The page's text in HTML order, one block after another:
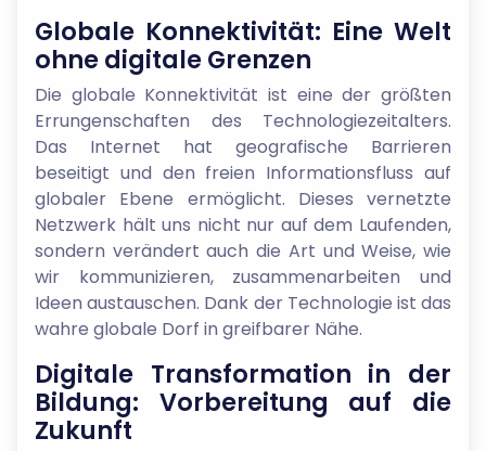
Globale Konnektivität: Eine Welt
ohne digitale Grenzen
Die globale Konnektivität ist eine der größten
Errungenschaften des Technologiezeitalters.
Das Internet hat geografische Barrieren
beseitigt und den freien Informationsfluss auf
globaler Ebene ermöglicht. Dieses vernetzte
Netzwerk hält uns nicht nur auf dem Laufenden,
sondern verändert auch die Art und Weise, wie
wir kommunizieren, zusammenarbeiten und
Ideen austauschen. Dank der Technologie ist das
wahre globale Dorf in greifbarer Nähe.
Digitale Transformation in der
Bildung: Vorbereitung auf die
Zukunft